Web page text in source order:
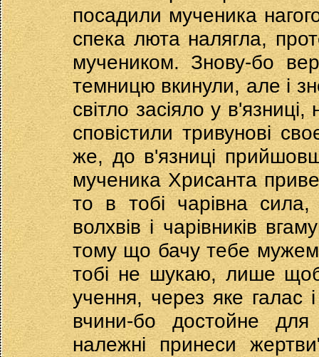
посадили мученика
спека люта налягла,
мучеником. Знову-бо
темницю вкинули, але і
світло засіяло у в'язниці,
сповістили тривунові
же, до в'язниці
мученика Хрисанта
то в тобі чарівна
волхвів і чарівників
тому що бачу тебе мужем
тобі не шукаю, лише щоб
учення, через яке галас
вчини-бо достойне
належні принеси